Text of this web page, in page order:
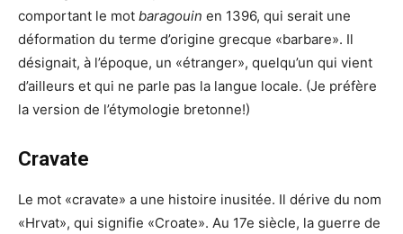
comportant le mot baragouin en 1396, qui serait une
déformation du terme d’origine grecque «barbare». Il
désignait, à l’époque, un «étranger», quelqu’un qui vient
d’ailleurs et qui ne parle pas la langue locale. (Je préfère
la version de l’étymologie bretonne!)
Cravate
Le mot «cravate» a une histoire inusitée. Il dérive du nom
«Hrvat», qui signifie «Croate». Au 17e siècle, la guerre de